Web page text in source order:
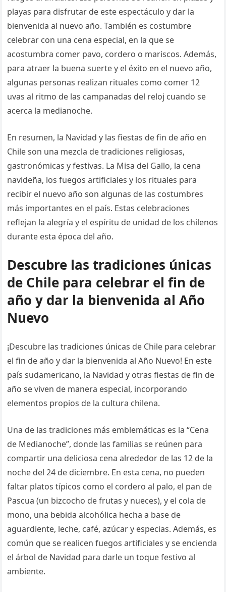
playas para disfrutar de este espectáculo y dar la
bienvenida al nuevo año. También es costumbre
celebrar con una cena especial, en la que se
acostumbra comer pavo, cordero o mariscos. Además,
para atraer la buena suerte y el éxito en el nuevo año,
algunas personas realizan rituales como comer 12
uvas al ritmo de las campanadas del reloj cuando se
acerca la medianoche.
En resumen, la Navidad y las fiestas de fin de año en
Chile son una mezcla de tradiciones religiosas,
gastronómicas y festivas. La Misa del Gallo, la cena
navideña, los fuegos artificiales y los rituales para
recibir el nuevo año son algunas de las costumbres
más importantes en el país. Estas celebraciones
reflejan la alegría y el espíritu de unidad de los chilenos
durante esta época del año.
Descubre las tradiciones únicas
de Chile para celebrar el fin de
año y dar la bienvenida al Año
Nuevo
¡Descubre las tradiciones únicas de Chile para celebrar
el fin de año y dar la bienvenida al Año Nuevo! En este
país sudamericano, la Navidad y otras fiestas de fin de
año se viven de manera especial, incorporando
elementos propios de la cultura chilena.
Una de las tradiciones más emblemáticas es la “Cena
de Medianoche”, donde las familias se reúnen para
compartir una deliciosa cena alrededor de las 12 de la
noche del 24 de diciembre. En esta cena, no pueden
faltar platos típicos como el cordero al palo, el pan de
Pascua (un bizcocho de frutas y nueces), y el cola de
mono, una bebida alcohólica hecha a base de
aguardiente, leche, café, azúcar y especias. Además, es
común que se realicen fuegos artificiales y se encienda
el árbol de Navidad para darle un toque festivo al
ambiente.